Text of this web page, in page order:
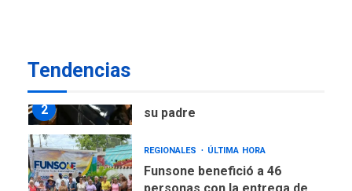
Tendencias
2
su padre
REGIONALES ÚLTIMA HORA
Funsone benefició a 46
personas con la entrega de